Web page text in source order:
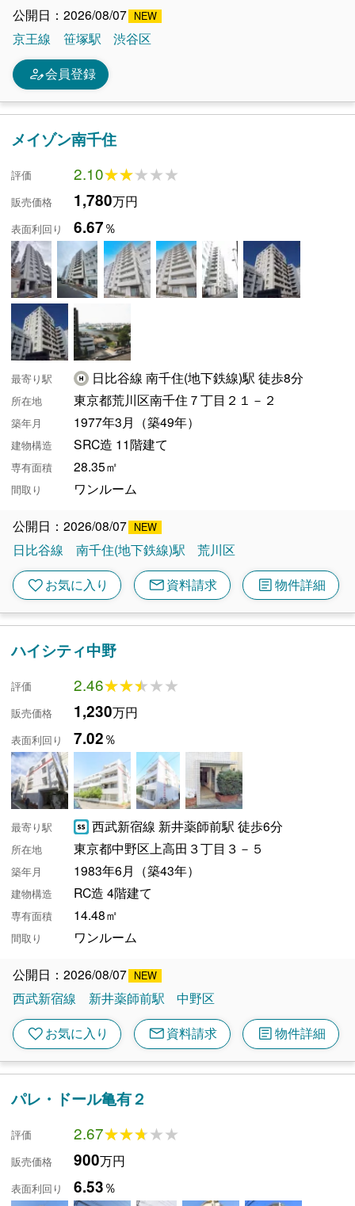
公開日：2026/08/07
京王線
笹塚駅 渋谷区
person_edit会員登録
メイゾン南千住
評価 2.10★★★★★
★★★★★
販売価格 1,780万円
表面利回り 6.67％
最寄り駅 日比谷線 南千住(地下鉄線)駅 徒歩8分
所在地 東京都荒川区南千住７丁目２１－２
築年月 1977年3月（築49年）
建物構造 SRC造 11階建て
専有面積 28.35㎡
間取り ワンルーム
公開日：2026/08/07
日比谷線
南千住(地下鉄線)駅 荒川区
favoriteお気に入り mail資料請求 article物件詳細
ハイシティ中野
評価 2.46★★★★★
★★★★★
販売価格 1,230万円
表面利回り 7.02％
最寄り駅 西武新宿線 新井薬師前駅 徒歩6分
所在地 東京都中野区上高田３丁目３－５
築年月 1983年6月（築43年）
建物構造 RC造 4階建て
専有面積 14.48㎡
間取り ワンルーム
公開日：2026/08/07
西武新宿線
新井薬師前駅 中野区
favoriteお気に入り mail資料請求 article物件詳細
パレ・ドール亀有２
評価 2.67★★★★★
★★★★★
販売価格 900万円
表面利回り 6.53％